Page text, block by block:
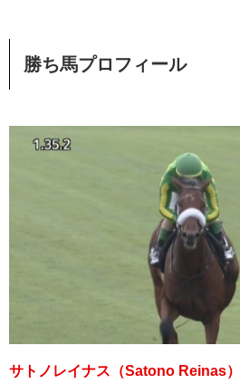
勝ち馬プロフィール
サトノレイナス（Satono Reinas）